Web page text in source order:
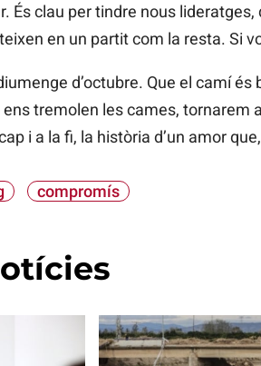
És clau per tindre nous
en un partit com la resta. Si
d’octubre. Que el camí
ens tremolen les cames, tornarem
i a la fi, la història d’un amor
compromís